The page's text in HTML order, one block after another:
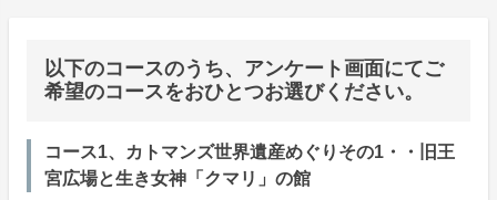
以下のコースのうち、アンケート画面にてご
希望のコースをおひとつお選びください。
コース1、カトマンズ世界遺産めぐりその1・・旧王
宮広場と生き女神「クマリ」の館